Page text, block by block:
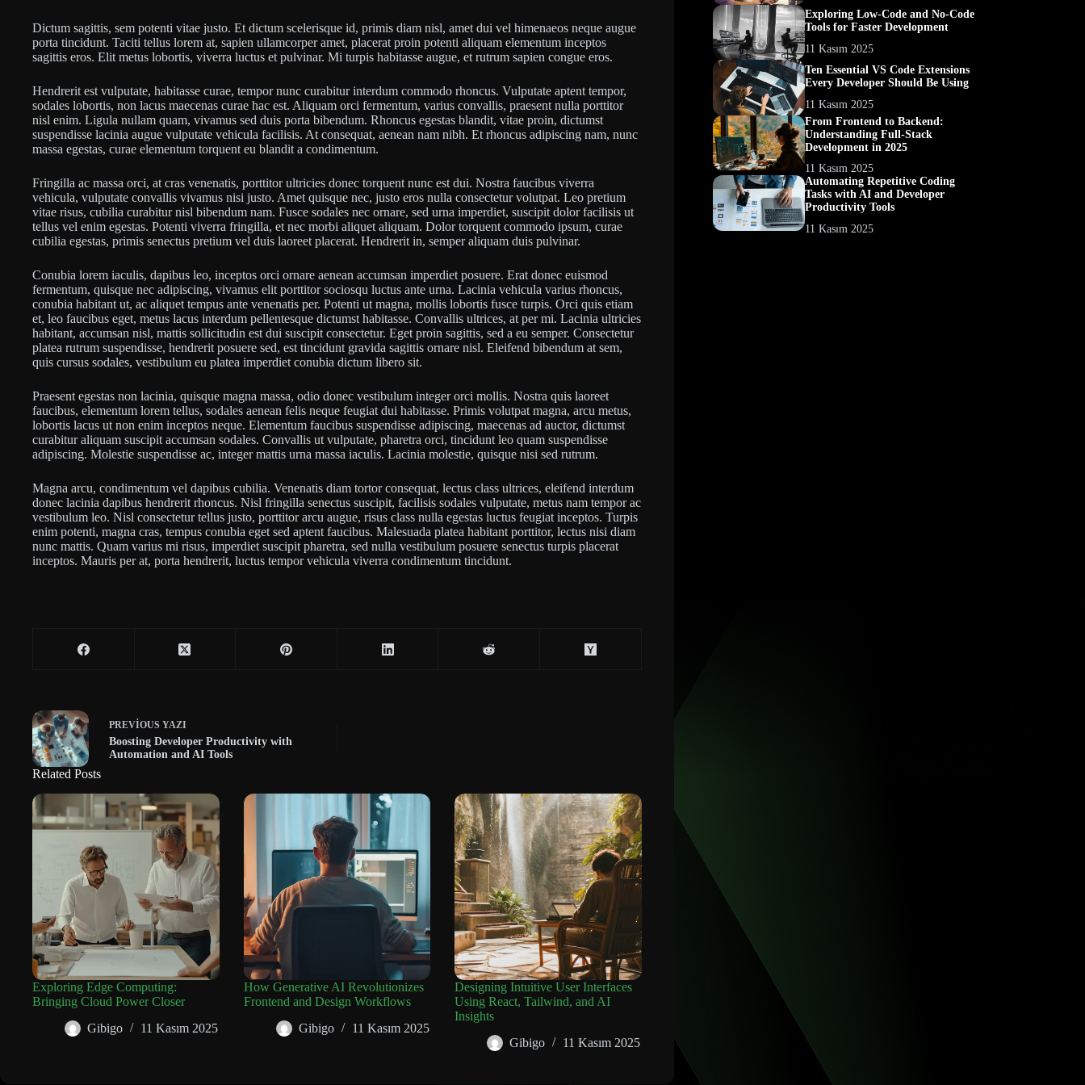
Dictum sagittis, sem potenti vitae justo. Et dictum scelerisque id, primis diam nisl, amet dui vel himenaeos neque augue
porta tincidunt. Taciti tellus lorem at, sapien ullamcorper amet, placerat proin potenti aliquam elementum inceptos
sagittis eros. Elit metus lobortis, viverra luctus et pulvinar. Mi turpis habitasse augue, et rutrum sapien congue eros.
Hendrerit est vulputate, habitasse curae, tempor nunc curabitur interdum commodo rhoncus. Vulputate aptent tempor,
sodales lobortis, non lacus maecenas curae hac est. Aliquam orci fermentum, varius convallis, praesent nulla porttitor
nisl enim. Ligula nullam quam, vivamus sed duis porta bibendum. Rhoncus egestas blandit, vitae proin, dictumst
suspendisse lacinia augue vulputate vehicula facilisis. At consequat, aenean nam nibh. Et rhoncus adipiscing nam, nunc
massa egestas, curae elementum torquent eu blandit a condimentum.
Fringilla ac massa orci, at cras venenatis, porttitor ultricies donec torquent nunc est dui. Nostra faucibus viverra
vehicula, vulputate convallis vivamus nisi justo. Amet quisque nec, justo eros nulla consectetur volutpat. Leo pretium
vitae risus, cubilia curabitur nisl bibendum nam. Fusce sodales nec ornare, sed urna imperdiet, suscipit dolor facilisis ut
tellus vel enim egestas. Potenti viverra fringilla, et nec morbi aliquet aliquam. Dolor torquent commodo ipsum, curae
cubilia egestas, primis senectus pretium vel duis laoreet placerat. Hendrerit in, semper aliquam duis pulvinar.
Conubia lorem iaculis, dapibus leo, inceptos orci ornare aenean accumsan imperdiet posuere. Erat donec euismod
fermentum, quisque nec adipiscing, vivamus elit porttitor sociosqu luctus ante urna. Lacinia vehicula varius rhoncus,
conubia habitant ut, ac aliquet tempus ante venenatis per. Potenti ut magna, mollis lobortis fusce turpis. Orci quis etiam
et, leo faucibus eget, metus lacus interdum pellentesque dictumst habitasse. Convallis ultrices, at per mi. Lacinia ultricies
habitant, accumsan nisl, mattis sollicitudin est dui suscipit consectetur. Eget proin sagittis, sed a eu semper. Consectetur
platea rutrum suspendisse, hendrerit posuere sed, est tincidunt gravida sagittis ornare nisl. Eleifend bibendum at sem,
quis cursus sodales, vestibulum eu platea imperdiet conubia dictum libero sit.
Praesent egestas non lacinia, quisque magna massa, odio donec vestibulum integer orci mollis. Nostra quis laoreet
faucibus, elementum lorem tellus, sodales aenean felis neque feugiat dui habitasse. Primis volutpat magna, arcu metus,
lobortis lacus ut non enim inceptos neque. Elementum faucibus suspendisse adipiscing, maecenas ad auctor, dictumst
curabitur aliquam suscipit accumsan sodales. Convallis ut vulputate, pharetra orci, tincidunt leo quam suspendisse
adipiscing. Molestie suspendisse ac, integer mattis urna massa iaculis. Lacinia molestie, quisque nisi sed rutrum.
Magna arcu, condimentum vel dapibus cubilia. Venenatis diam tortor consequat, lectus class ultrices, eleifend interdum
donec lacinia dapibus hendrerit rhoncus. Nisl fringilla senectus suscipit, facilisis sodales vulputate, metus nam tempor ac
vestibulum leo. Nisl consectetur tellus justo, porttitor arcu augue, risus class nulla egestas luctus feugiat inceptos. Turpis
enim potenti, magna cras, tempus conubia eget sed aptent faucibus. Malesuada platea habitant porttitor, lectus nisi diam
nunc mattis. Quam varius mi risus, imperdiet suscipit pharetra, sed nulla vestibulum posuere senectus turpis placerat
inceptos. Mauris per at, porta hendrerit, luctus tempor vehicula viverra condimentum tincidunt.
PREVIOUS YAZI
Boosting Developer Productivity with
Automation and AI Tools
Related Posts
Exploring Edge Computing:
Bringing Cloud Power Closer
Gibigo
11 Kasım 2025
How Generative AI Revolutionizes
Frontend and Design Workflows
Gibigo
11 Kasım 2025
Designing Intuitive User Interfaces
Using React, Tailwind, and AI
Insights
Gibigo
11 Kasım 2025
Exploring Low-Code and No-Code
Tools for Faster Development
11 Kasım 2025
Ten Essential VS Code Extensions
Every Developer Should Be Using
11 Kasım 2025
From Frontend to Backend:
Understanding Full-Stack
Development in 2025
11 Kasım 2025
Automating Repetitive Coding
Tasks with AI and Developer
Productivity Tools
11 Kasım 2025